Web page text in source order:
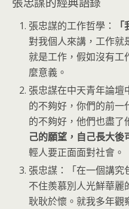
張忠謀的工作哲學：
對我個人來講，工作就
就是工作，假如沒有工
麼意義。
張忠謀在中天青年論壇
的不夠好，你們的前一
的不夠好，他們也盡了
己的願望，自己長大後
輕人要正面面對社會。
張忠謀：「在一個講究
不住羨慕別人光鮮華麗
耿耿於懷。就我多年觀